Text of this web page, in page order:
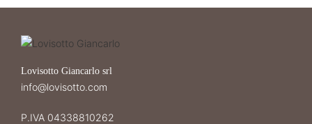
Lovisotto Giancarlo srl
info@lovisotto.com
P.IVA 04338810262